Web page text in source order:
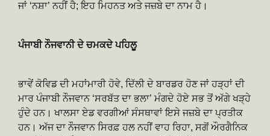
ਜਾਂ ‘ਨਸ਼ਾ’ ਨਹੀਂ ਹੈ; ਇਹ ਮਿਹਨਤ ਅਤੇ ਜਜ਼ਬੇ ਦਾ ਨਾਮ ਹੈ।
ਪੰਜਾਬੀ ਨੌਜਵਾਨੀ ਦੇ ਚਮਕਦੇ ਪਹਿਲੂ
ਭਾਵੇਂ ਕੋਵਿਡ ਦੀ ਮਹਾਂਮਾਰੀ ਹੋਵੇ, ਦਿੱਲੀ ਦੇ ਬਾਰਡਰ ਹੋਣ ਜਾਂ ਹੜ੍ਹਾਂ ਦੀ
ਮਾਰ ਪੰਜਾਬੀ ਨੌਜਵਾਨ ‘ਸਰਬੱਤ ਦਾ ਭਲਾ’ ਮੰਗਦੇ ਹੋਏ ਸਭ ਤੋਂ ਅੱਗੇ ਖੜ੍ਹੇ
ਹੁੰਦੇ ਹਨ। ਖਾਲਸਾ ਏਡ ਵਰਗੀਆਂ ਸੰਸਥਾਵਾਂ ਇਸੇ ਜਜ਼ਬੇ ਦਾ ਪ੍ਰਤੀਕ
ਹਨ। ਅੱਜ ਦਾ ਨੌਜਵਾਨ ਸਿਰਫ਼ ਹਲ ਨਹੀਂ ਵਾਹ ਰਿਹਾ, ਸਗੋਂ ਔਰਗੈਨਿਕ